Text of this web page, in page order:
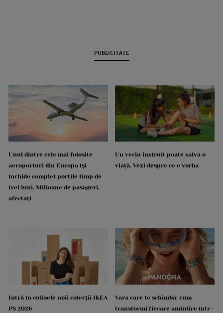
PUBLICITATE
Unul dintre cele mai folosite
aeroporturi din Europa își
închide complet porțile timp de
trei luni. Milioane de pasageri,
afectați
Un vecin instruit poate salva o
viață. Vezi despre ce e vorba
Intră în culisele noii colecții IKEA
PS 2026
Vara care te schimbă: cum
transformi fiecare amintire într-